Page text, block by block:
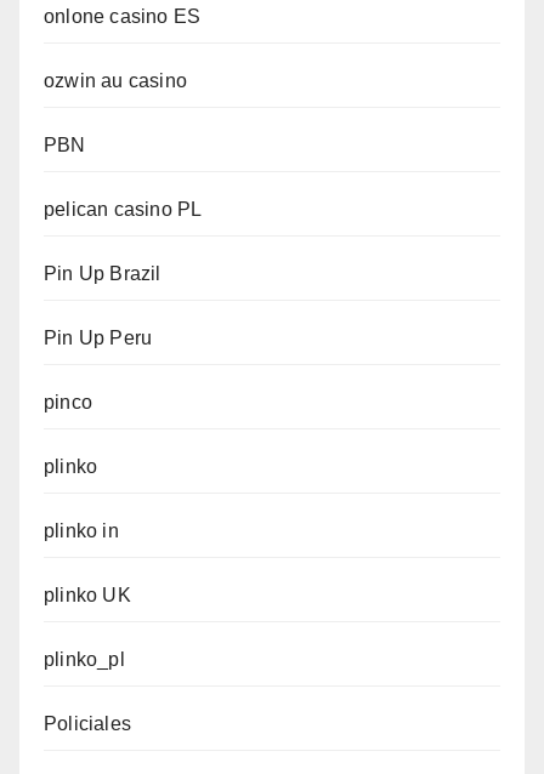
onlone casino ES
ozwin au casino
PBN
pelican casino PL
Pin Up Brazil
Pin Up Peru
pinco
plinko
plinko in
plinko UK
plinko_pl
Policiales